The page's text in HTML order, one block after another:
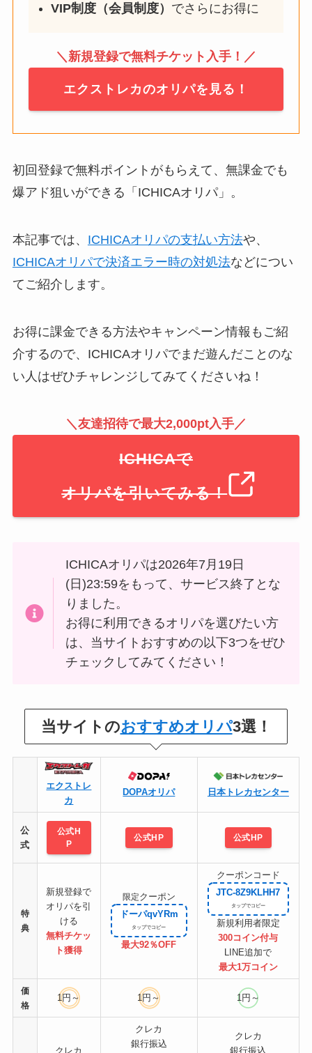
VIP制度（会員制度） でさらにお得に
＼新規登録で無料チケット入手！／
エクストレカのオリパを見る！
初回登録で無料ポイントがもらえて、無課金でも
爆アド狙いができる「ICHICAオリパ」。
本記事では、 ICHICAオリパの支払い方法や、
ICHICAオリパで決済エラー時の対処法などについ
てご紹介します。
お得に課金できる方法やキャンペーン情報もご紹
介するので、ICHICAオリパでまだ遊んだことのな
い人はぜひチャレンジしてみてくださいね！
＼友達招待で最大2,000pt入手／
ICHICAで
オリパを引いてみる！
ICHICAオリパは2026年7月19日
(日)23:59をもって、サービス終了とな
りました。
お得に利用できるオリパを選びたい方
は、当サイトおすすめの以下3つをぜひ
チェックしてみてください！
当サイトのおすすめオリパ3選！
エクストレ
カ
DOPAオリパ 日本トレカセンター
公
式
公式H
P
公式HP 公式HP
特
典
新規登録で
オリパを引
ける
無料チケッ
ト獲得
限定クーポン
ドーパqvYRm
最大92％OFF
クーポンコード
JTC-8Z9KLHH7
新規利用者限定
300コイン付与
LINE追加で
最大1万コイン
価
格
1円～ 1円～ 1円～
クレカ
クレカ
銀行振込
クレカ
銀行振込